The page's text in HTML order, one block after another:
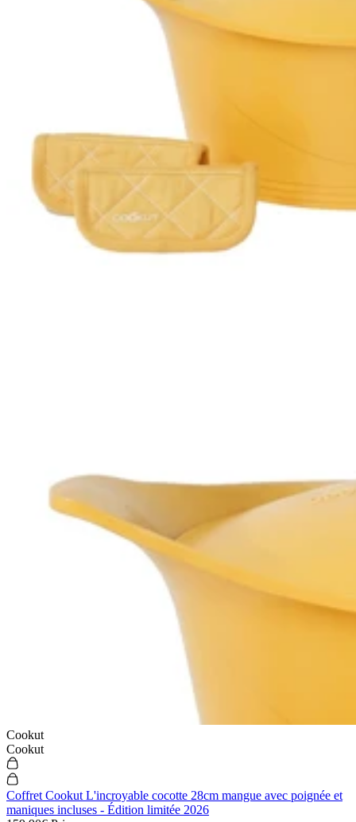
Cookut
Cookut
Coffret Cookut L'incroyable cocotte 28cm mangue avec poignée et
maniques incluses - Édition limitée 2026